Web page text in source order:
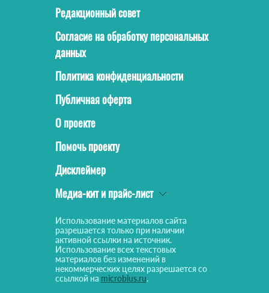
Редакционный совет
Согласие на обработку персональных
данных
Политика конфиденциальности
Публичная оферта
О проекте
Помочь проекту
Дисклеймер
Медиа-кит и прайс-лист
Использование материалов сайта
разрешается только при наличии
активной ссылки на источник.
Использование всех текстовых
материалов без изменений в
некоммерческих целях разрешается со
ссылкой на microbius.ru.